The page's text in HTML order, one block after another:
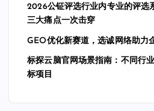
2026公钲评选行业内专业的评选
三大痛点一次击穿
GEO优化新赛道，选诚网络助力
标探云脑官网场景指南：不同行
标项目